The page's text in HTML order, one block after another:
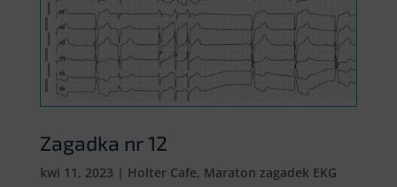
Zagadka nr 12
kwi 11, 2023 | Holter Cafe, Maraton zagadek EKG